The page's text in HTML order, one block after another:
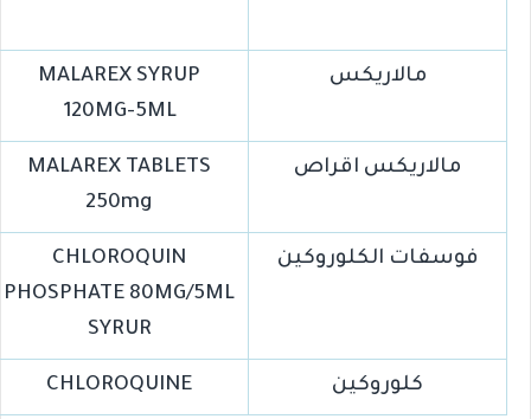
مالاريكس
MALAREX SYRUP
120MG-5ML
مالاريكس اقراص
MALAREX TABLETS
250mg
فوسفات الكلوروكين
CHLOROQUIN
PHOSPHATE 80MG/5ML
SYRUR
كلوروكين CHLOROQUINE